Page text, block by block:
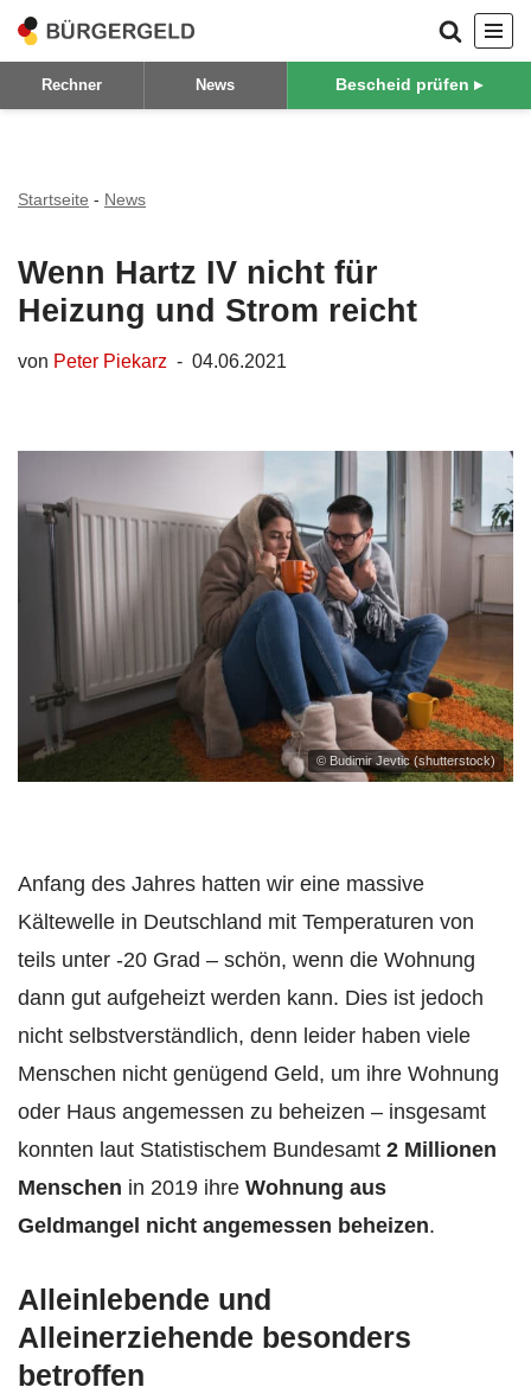
Zum
Inhalt
Rechner News Bescheid prüfen ▸
Startseite - News
Wenn Hartz IV nicht für
Heizung und Strom reicht
von Peter Piekarz 04.06.2021
© Budimir Jevtic (shutterstock)
Anfang des Jahres hatten wir eine massive
Kältewelle in Deutschland mit Temperaturen von
teils unter -20 Grad – schön, wenn die Wohnung
dann gut aufgeheizt werden kann. Dies ist jedoch
nicht selbstverständlich, denn leider haben viele
Menschen nicht genügend Geld, um ihre Wohnung
oder Haus angemessen zu beheizen – insgesamt
konnten laut Statistischem Bundesamt 2 Millionen
Menschen in 2019 ihre Wohnung aus
Geldmangel nicht angemessen beheizen.
Alleinlebende und
Alleinerziehende besonders
betroffen